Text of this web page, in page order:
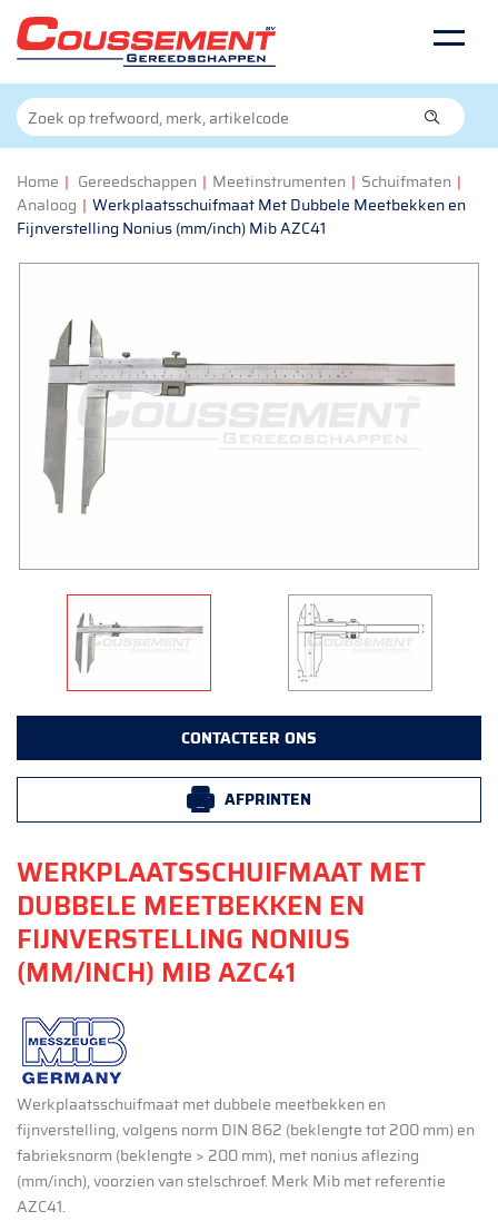
Home | Gereedschappen | Meetinstrumenten | Schuifmaten |
Analoog | Werkplaatsschuifmaat Met Dubbele Meetbekken en
Fijnverstelling Nonius (mm/inch) Mib AZC41
CONTACTEER ONS
AFPRINTEN
WERKPLAATSSCHUIFMAAT MET
DUBBELE MEETBEKKEN EN
FIJNVERSTELLING NONIUS
(MM/INCH) MIB AZC41
Werkplaatsschuifmaat met dubbele meetbekken en
fijnverstelling, volgens norm DIN 862 (beklengte tot 200 mm) en
fabrieksnorm (beklengte > 200 mm), met nonius aflezing
(mm/inch), voorzien van stelschroef. Merk Mib met referentie
AZC41.